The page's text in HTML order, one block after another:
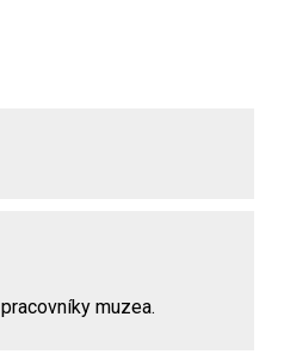
muzea.